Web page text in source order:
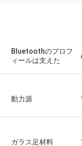
Bluetoothのプロフ
ィールは支えた
動力源
ガラス足材料